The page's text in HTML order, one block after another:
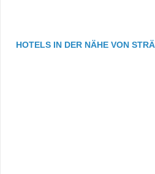
HOTELS IN DER NÄHE VON